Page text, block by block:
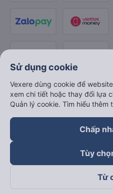
Sử dụng cookie
Vexere dùng cookie để
xem chi tiết hoặc thay đổi lựa
Quản lý cookie. Tìm hiểu thêm
Chấp
Tùy
Từ